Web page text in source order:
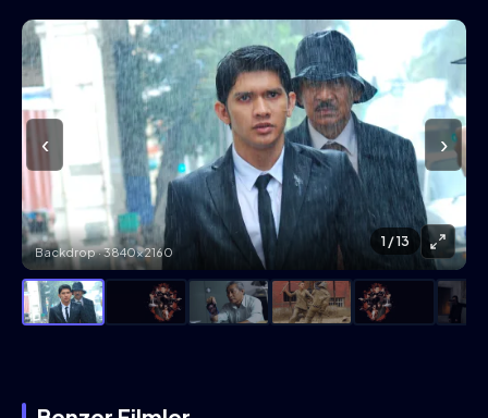
‹
Backdrop · 3840×2160
›
1 / 13